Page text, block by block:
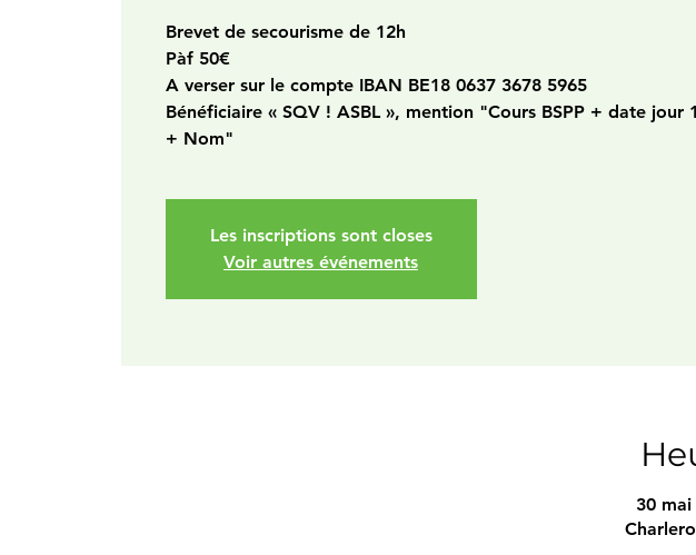
Brevet de secourisme de 12h
Pàf 50€
A verser sur le compte IBAN BE18 0637 3678 5965
Bénéficiaire « SQV ! ASBL », mention "Cours BSPP + date jour 1
+ Nom"
Les inscriptions sont closes
Voir autres événements
30